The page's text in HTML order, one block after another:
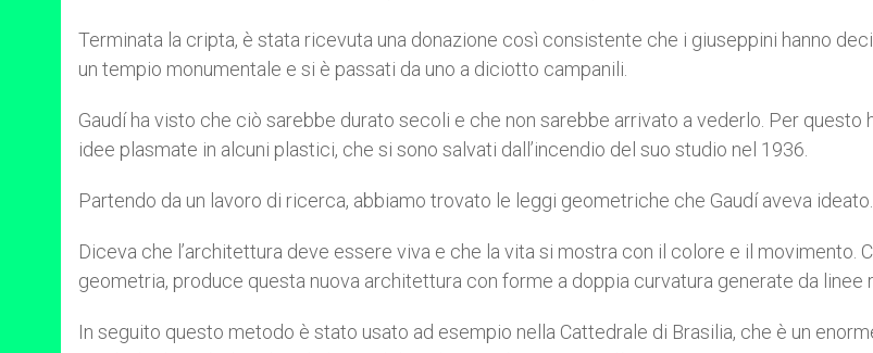
Terminata la cripta, è stata ricevuta una donazione così consistente che i giuseppini hanno
un tempio monumentale e si è passati da uno a diciotto campanili.
Gaudí ha visto che ciò sarebbe durato secoli e che non sarebbe arrivato a vederlo. Per questo
idee plasmate in alcuni plastici, che si sono salvati dall’incendio del suo studio nel 1936.
Partendo da un lavoro di ricerca, abbiamo trovato le leggi geometriche che Gaudí aveva ideato.
Diceva che l’architettura deve essere viva e che la vita si mostra con il colore e il movimento.
geometria, produce questa nuova architettura con forme a doppia curvatura generate da linee
In seguito questo metodo è stato usato ad esempio nella Cattedrale di Brasilia, che è un